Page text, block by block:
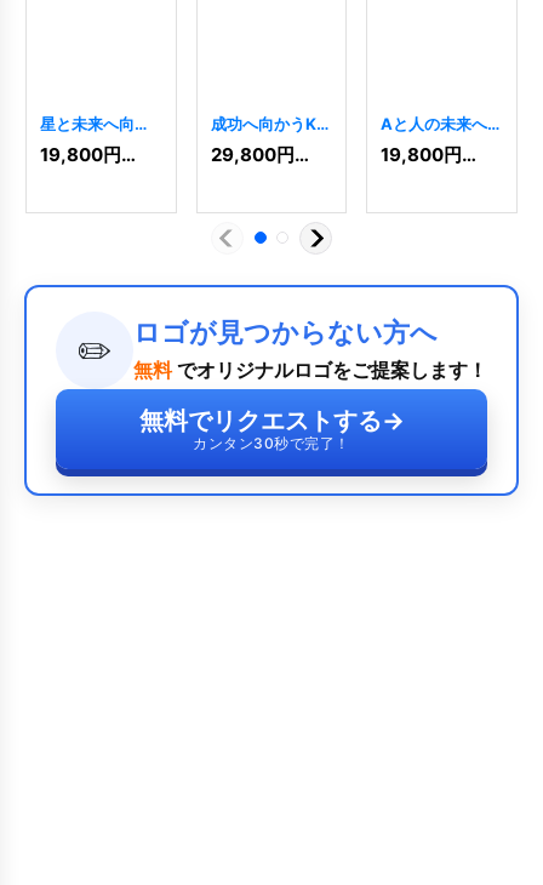
星と未来へ向か
う人のロゴ
[3434 ]
19,800円(税込)
成功へ向かうKと
人のロゴ
[6904]
29,800円(税込)
Aと人の未来へ
向かうロゴ
[4377]
19,800円(税込)
✏️ ロゴが見つからない方へ
無料 でオリジナルロゴをご提案します！
無料でリクエストする→
カンタン30秒で完了！